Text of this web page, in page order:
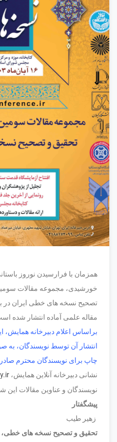
خورشیدی، مجموعه مقالات
مقاله علمی آماده انتشار شده
براساس اعلام دبیرخانه همایش،
انتشار آن توسط نویسندگان،
چاپ برای نویسندگان محترم
نشانی دبیرخانه آنلاین همایش،
نویسندگان و عناوین مقالات
پیشگفتار
زهیر طیب
تحقیق و تصحیح نسخه های خطی،